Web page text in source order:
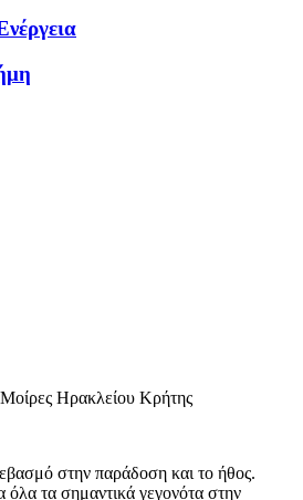
Ηρακλείου Κρήτης
στην παράδοση και το ήθος.
όλα τα σημαντικά γεγονότα στην